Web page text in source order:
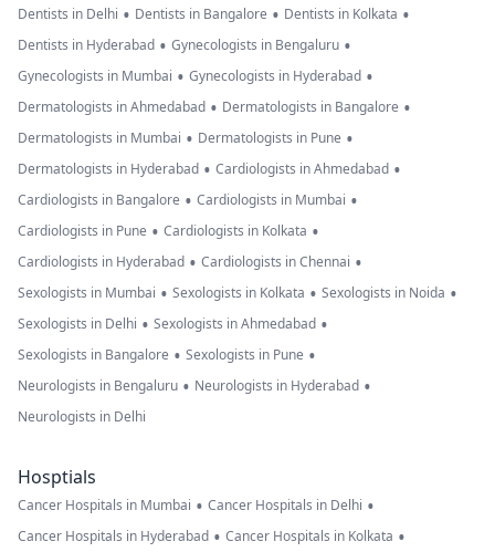
Dentists in Delhi • Dentists in Bangalore • Dentists in Kolkata •
Dentists in Hyderabad • Gynecologists in Bengaluru •
Gynecologists in Mumbai • Gynecologists in Hyderabad •
Dermatologists in Ahmedabad • Dermatologists in Bangalore •
Dermatologists in Mumbai • Dermatologists in Pune •
Dermatologists in Hyderabad • Cardiologists in Ahmedabad •
Cardiologists in Bangalore • Cardiologists in Mumbai •
Cardiologists in Pune • Cardiologists in Kolkata •
Cardiologists in Hyderabad • Cardiologists in Chennai •
Sexologists in Mumbai • Sexologists in Kolkata • Sexologists in Noida •
Sexologists in Delhi • Sexologists in Ahmedabad •
Sexologists in Bangalore • Sexologists in Pune •
Neurologists in Bengaluru • Neurologists in Hyderabad •
Neurologists in Delhi
Hosptials
Cancer Hospitals in Mumbai • Cancer Hospitals in Delhi •
Cancer Hospitals in Hyderabad • Cancer Hospitals in Kolkata •